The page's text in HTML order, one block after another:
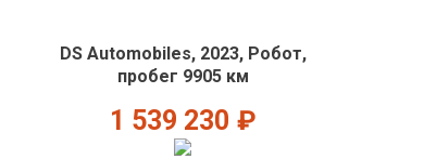
DS Automobiles, 2023, Робот,
пробег 9905 км
1 539 230 ₽